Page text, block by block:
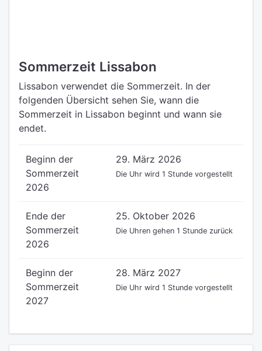
Sommerzeit Lissabon
Lissabon verwendet die Sommerzeit. In der
folgenden Übersicht sehen Sie, wann die
Sommerzeit in Lissabon beginnt und wann sie
endet.
Beginn der
Sommerzeit
2026
29. März 2026
Die Uhr wird 1 Stunde vorgestellt
Ende der
Sommerzeit
2026
25. Oktober 2026
Die Uhren gehen 1 Stunde zurück
Beginn der
Sommerzeit
2027
28. März 2027
Die Uhr wird 1 Stunde vorgestellt